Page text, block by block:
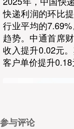
快递利润的环比
行业平均的
趋势。中通首席
收入提升0.02元
客户单价提升0.18
参与评论